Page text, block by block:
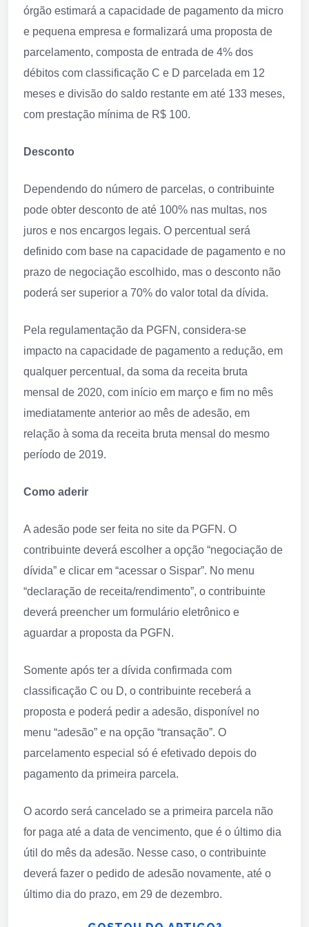
órgão estimará a capacidade de pagamento da micro
e pequena empresa e formalizará uma proposta de
parcelamento, composta de entrada de 4% dos
débitos com classificação C e D parcelada em 12
meses e divisão do saldo restante em até 133 meses,
com prestação mínima de R$ 100.
Desconto
Dependendo do número de parcelas, o contribuinte
pode obter desconto de até 100% nas multas, nos
juros e nos encargos legais. O percentual será
definido com base na capacidade de pagamento e no
prazo de negociação escolhido, mas o desconto não
poderá ser superior a 70% do valor total da dívida.
Pela regulamentação da PGFN, considera-se
impacto na capacidade de pagamento a redução, em
qualquer percentual, da soma da receita bruta
mensal de 2020, com início em março e fim no mês
imediatamente anterior ao mês de adesão, em
relação à soma da receita bruta mensal do mesmo
período de 2019.
Como aderir
A adesão pode ser feita no site da PGFN. O
contribuinte deverá escolher a opção “negociação de
dívida” e clicar em “acessar o Sispar”. No menu
“declaração de receita/rendimento”, o contribuinte
deverá preencher um formulário eletrônico e
aguardar a proposta da PGFN.
Somente após ter a dívida confirmada com
classificação C ou D, o contribuinte receberá a
proposta e poderá pedir a adesão, disponível no
menu “adesão” e na opção “transação”. O
parcelamento especial só é efetivado depois do
pagamento da primeira parcela.
O acordo será cancelado se a primeira parcela não
for paga até a data de vencimento, que é o último dia
útil do mês da adesão. Nesse caso, o contribuinte
deverá fazer o pedido de adesão novamente, até o
último dia do prazo, em 29 de dezembro.